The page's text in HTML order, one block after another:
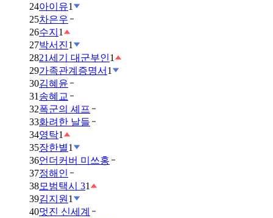
24아이유1
25차은우
26수지 1
27박서진1
2821세기 대군부인1
29가족관계증명서 1
30김혜윤
31 송혜교
32폭군의 셰프
33화려한 날들
34영탁1
35장한별1
36언더커버 미쓰홍
37정해인
38모범택시 31
39김지원 1
40멋진 신세계